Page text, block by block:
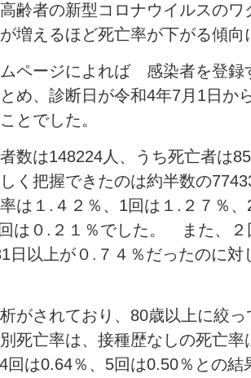
齢者の新型コロナウイルスの
増えるほど死亡率が下がる傾向
ページによれば 感染者を登録
め、診断日が令和4年7月1日か
とでした。
数は148224人、うち死亡者は
く把握できたのは約半数の
は１.４２％、1回は１.２７％
は０.２１％でした。 また、
日以上が０.７４％だったのに
がされており、80歳以上に絞
死亡率は、接種歴なしの死亡
回は0.64％、5回は0.50％との結